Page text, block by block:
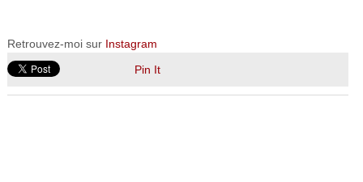
Retrouvez-moi sur Instagram
Pin It